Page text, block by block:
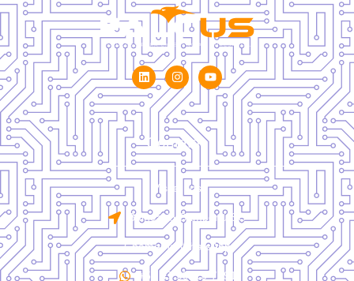
Contatos
Visite-nos
Balneário Camboriú/SC
Chame no WhatsApp
+55 47 99113-7591